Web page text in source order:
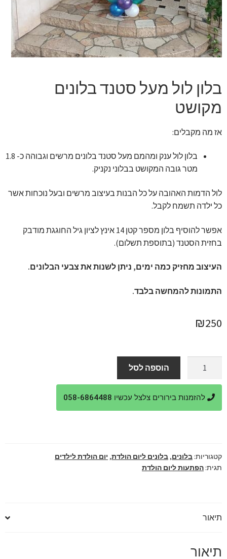
זר מתוק
בלונים בראשון לציון
תשלום
בלון לול מעל סטנד בלונים
מקושט
אז מה מקבלים:
בלון לול ענק ומהמם מעל סטנד בלונים מרשים וגבוהה כ- 1.8
מטר גובה המקושט בבלוני נקניק.
לול הדמות האהובה על כל הבנות בעיצוב מרשים ובעל נוכחות אשר
כל ילדה תשמח לקבל.
אפשר להוסיף בלון מספר קטן 14 אינץ לציון גיל החוגגת מודבק
בחזית הסטנד (בתוספת תשלום).
העיצוב מחזיק כמה ימים, ניתן לשנות את צבעי הבלונים.
התמונות להמחשה בלבד.
₪250
בלון
לול
מעל
הוספה לסל
להזמנות בירורים צלצל עכשיו 058-6864488
קטגוריות: בלונים, בלונים ליום הולדת, יום הולדת לילדים
תגית: הפתעות ליום הולדת
תיאור
תיאור